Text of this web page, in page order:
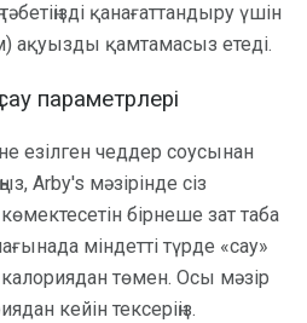
қанағаттандыру үшін
ақуызды қамтамасыз етеді.
сау параметрлері
езілген чеддер соусынан
Arby's мәзірінде сіз
бірнеше зат таба
міндетті түрде «сау»
төмен. Осы мәзір
кейін тексеріңіз.